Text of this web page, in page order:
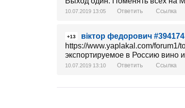
10.07.2019 13:05 Ответить Ссылка
+13
віктор федорович #394174
https://www.yaplakal.com/forum1/
экспортируемое в Россию вино
10.07.2019 13:10 Ответить Ссылка